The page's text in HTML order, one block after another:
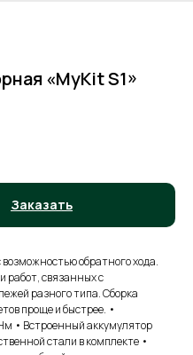
«MyKit S1»
Заказать
обратного хода.
связанных с
разного типа. Сборка
проще и быстрее. •
• Встроенный аккумулятор
стали в комплекте •